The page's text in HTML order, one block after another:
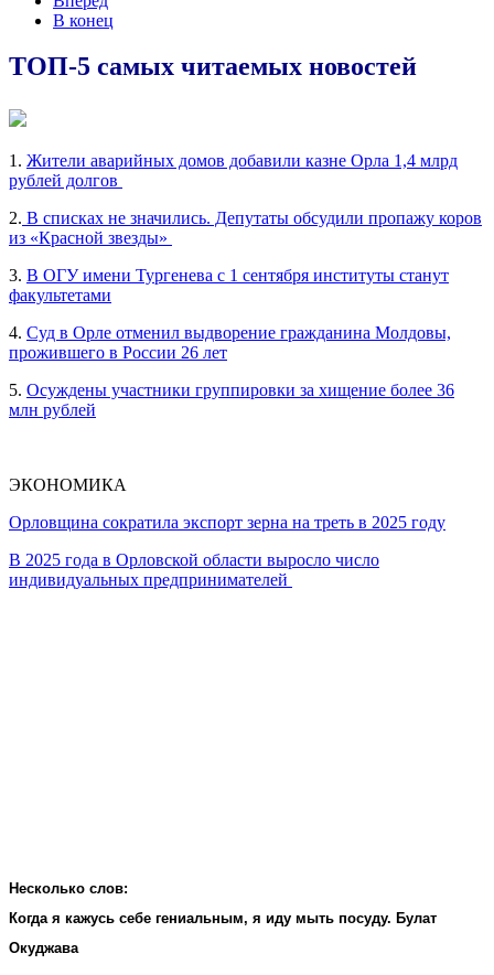
В конец
ТОП-5 самых читаемых новостей
1. Жители аварийных домов добавили казне Орла 1,4 млрд
рублей долгов
2. В списках не значились. Депутаты обсудили пропажу коров
из «Красной звезды»
3. В ОГУ имени Тургенева с 1 сентября институты станут
факультетами
4. Суд в Орле отменил выдворение гражданина Молдовы,
прожившего в России 26 лет
5. Осуждены участники группировки за хищение более 36
млн рублей
ЭКОНОМИКА
Орловщина сократила экспорт зерна на треть в 2025 году
В 2025 года в Орловской области выросло число
индивидуальных предпринимателей
Несколько слов:
Когда я кажусь себе гениальным, я иду мыть посуду. Булат
Окуджава